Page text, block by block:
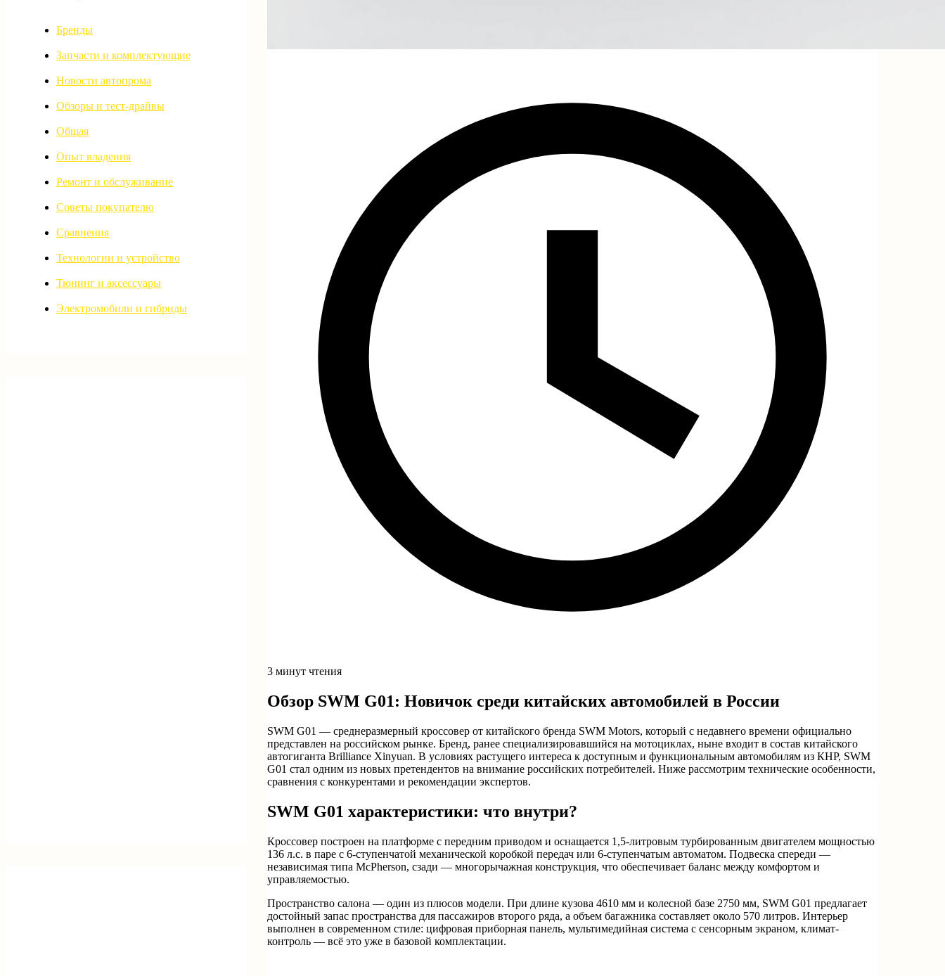
Бренды
Запчасти и комплектующие
Новости автопрома
Обзоры и тест-драйвы
Общая
Опыт владения
Ремонт и обслуживание
Советы покупателю
Сравнения
Технологии и устройство
Тюнинг и аксессуары
Электромобили и гибриды
3 минут чтения
Обзор SWM G01: Новичок среди китайских автомобилей в России
SWM G01 — среднеразмерный кроссовер от китайского бренда SWM Motors, который с недавнего времени официально
представлен на российском рынке. Бренд, ранее специализировавшийся на мотоциклах, ныне входит в состав китайского
автогиганта Brilliance Xinyuan. В условиях растущего интереса к доступным и функциональным автомобилям из КНР, SWM
G01 стал одним из новых претендентов на внимание российских потребителей. Ниже рассмотрим технические особенности,
сравнения с конкурентами и рекомендации экспертов.
SWM G01 характеристики: что внутри?
Кроссовер построен на платформе с передним приводом и оснащается 1,5-литровым турбированным двигателем мощностью
136 л.с. в паре с 6-ступенчатой механической коробкой передач или 6-ступенчатым автоматом. Подвеска спереди —
независимая типа McPherson, сзади — многорычажная конструкция, что обеспечивает баланс между комфортом и
управляемостью.
Пространство салона — один из плюсов модели. При длине кузова 4610 мм и колесной базе 2750 мм, SWM G01 предлагает
достойный запас пространства для пассажиров второго ряда, а объем багажника составляет около 570 литров. Интерьер
выполнен в современном стиле: цифровая приборная панель, мультимедийная система с сенсорным экраном, климат-
контроль — всё это уже в базовой комплектации.